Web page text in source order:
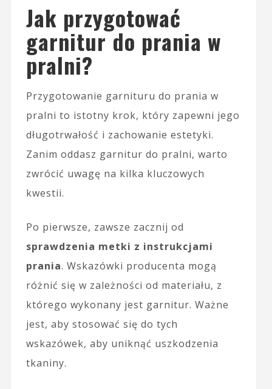
Jak przygotować
garnitur do prania w
pralni?
Przygotowanie garnituru do prania w
pralni to istotny krok, który zapewni jego
długotrwałość i zachowanie estetyki.
Zanim oddasz garnitur do pralni, warto
zwrócić uwagę na kilka kluczowych
kwestii.
Po pierwsze, zawsze zacznij od
sprawdzenia metki z instrukcjami
prania. Wskazówki producenta mogą
różnić się w zależności od materiału, z
którego wykonany jest garnitur. Ważne
jest, aby stosować się do tych
wskazówek, aby uniknąć uszkodzenia
tkaniny.